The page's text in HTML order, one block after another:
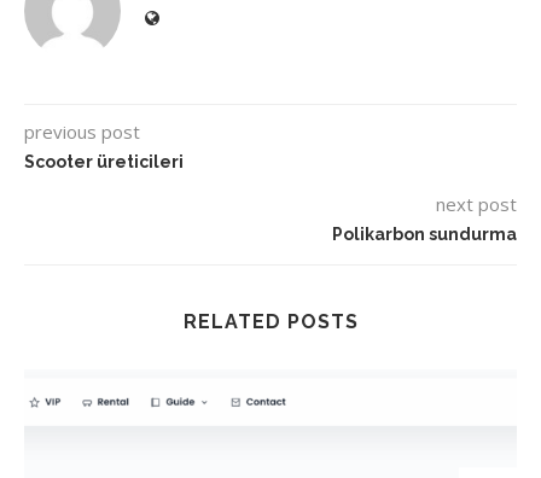
previous post
Scooter üreticileri
next post
Polikarbon sundurma
RELATED POSTS